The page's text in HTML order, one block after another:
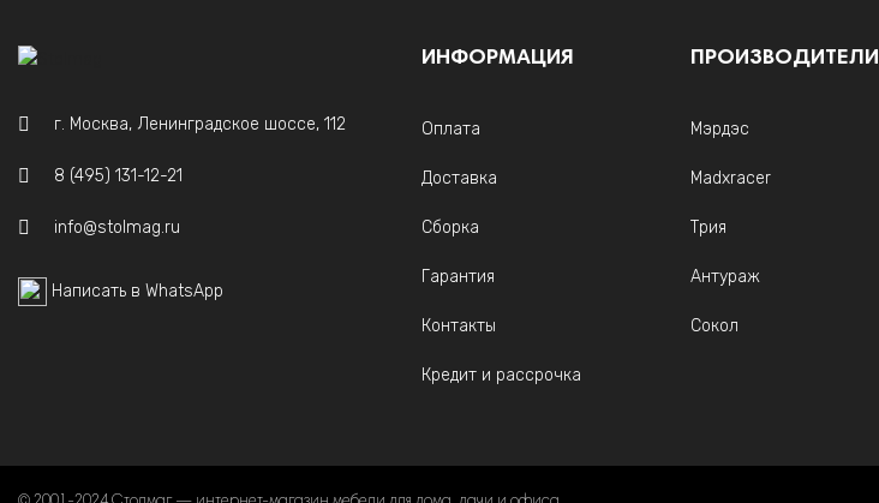
г. Москва, Ленинградское шоссе, 112
8 (495) 131-12-21
info@stolmag.ru
Написать в WhatsApp
ИНФОРМАЦИЯ
Оплата
Доставка
Сборка
Гарантия
Контакты
Кредит и рассрочка
ПРОИЗВОДИТЕЛИ
Мэрдэс
Madxracer
Трия
Антураж
Сокол